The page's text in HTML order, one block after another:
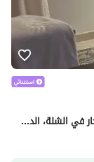
شقة مفروشة مكونة من غرفة نوم واحدة و صالة للإيجار في الشلة، الدمام